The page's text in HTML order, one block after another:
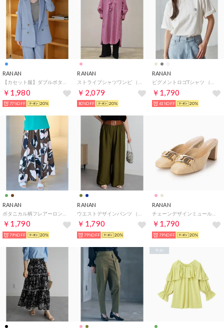
RANAN
【カセット服】ダブルボタンロングジャケット （サックスブルー）
￥1,980
77%OFF 20%
RANAN
ストライプシャツワンピ （ピンクケイ）
￥2,079
80%OFF 20%
RANAN
ピグメントロゴTシャツ （オフホワイト(バック）
￥1,790
61%OFF 20%
RANAN
￥1,790
79%OFF 20%
RANAN
￥1,790
79%OFF 20%
RANAN
チェーンデザインミュールサンダル （ベージュケイ）
￥1,790
79%OFF 20%
予約